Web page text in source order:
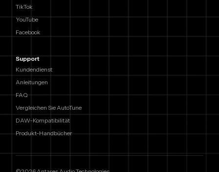
TikTok
YouTube
Facebook
Support
Kundendienst
Anleitungen
FAQ
Vergleichen Sie AutoTune
DAW-Kompatibilität
Produkt-Handbücher